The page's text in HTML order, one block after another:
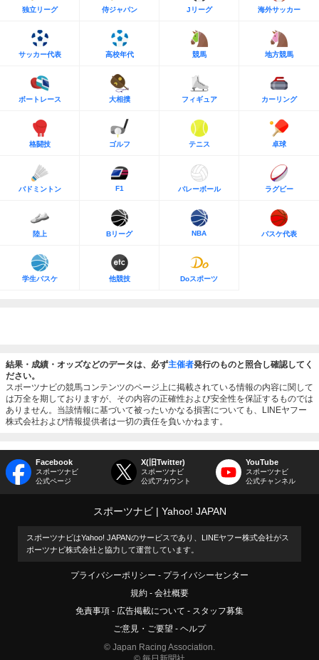
独立リーグ 侍ジャパン Jリーグ 海外サッカー
サッカー代表 高校年代 競馬 地方競馬
ボートレース 大相撲 フィギュア カーリング
格闘技 ゴルフ テニス 卓球
バドミントン F1 バレーボール ラグビー
陸上 Bリーグ NBA バスケ代表
学生バスケ 他競技 Doスポーツ
結果・成績・オッズなどのデータは、必ず主催者発行のものと照合し確認してく
ださい。
スポーツナビの競馬コンテンツのページ上に掲載されている情報の内容に関して
は万全を期しておりますが、その内容の正確性および安全性を保証するものでは
ありません。当該情報に基づいて被ったいかなる損害についても、LINEヤフー
株式会社および情報提供者は一切の責任を負いかねます。
Facebook
スポーツナビ
公式ページ
X(旧Twitter)
スポーツナビ
公式アカウント
YouTube
スポーツナビ
公式チャンネル
スポーツナビ Yahoo! JAPAN
スポーツナビはYahoo! JAPANのサービスであり、LINEヤフー株式会社がス
ポーツナビ株式会社と協力して運営しています。
プライバシーポリシー
プライバシーセンター
規約
会社概要
免責事項
広告掲載について
スタッフ募集
ご意見・ご要望
ヘルプ
© Japan Racing Association.